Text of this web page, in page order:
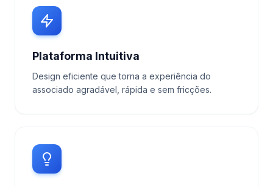
Plataforma Intuitiva
Design eficiente que torna a experiência do
associado agradável, rápida e sem fricções.